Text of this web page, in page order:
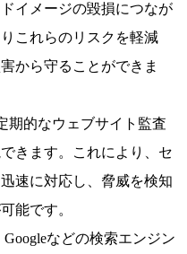
イメージの毀損につなが
これらのリスクを軽減
から守ることができま
期的なウェブサイト監査
きます。これにより、セ
速に対応し、脅威を検知
能です。
Googleなどの検索エンジン